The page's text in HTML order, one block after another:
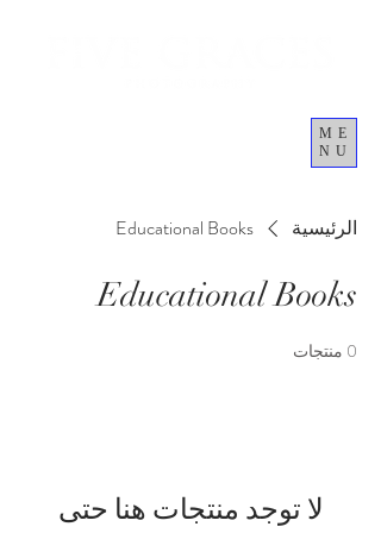
ME
NU
الرئيسية Educational Books
Educational Books
0 منتجات
لا توجد منتجات هنا حتى